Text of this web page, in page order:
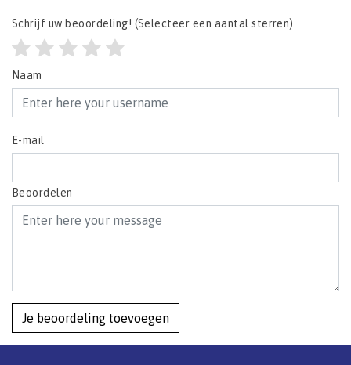
Schrijf uw beoordeling! (Selecteer een aantal sterren)
Naam
E-mail
Beoordelen
Je beoordeling toevoegen